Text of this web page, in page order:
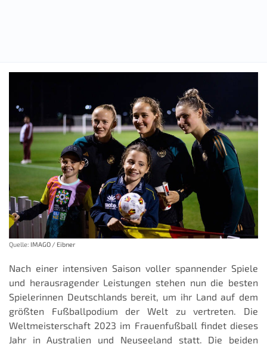
Quelle: IMAGO / Eibner
Nach einer intensiven Saison voller spannender Spiele
und herausragender Leistungen stehen nun die besten
Spielerinnen Deutschlands bereit, um ihr Land auf dem
größten Fußballpodium der Welt zu vertreten. Die
Weltmeisterschaft 2023 im Frauenfußball findet dieses
Jahr in Australien und Neuseeland statt. Die beiden